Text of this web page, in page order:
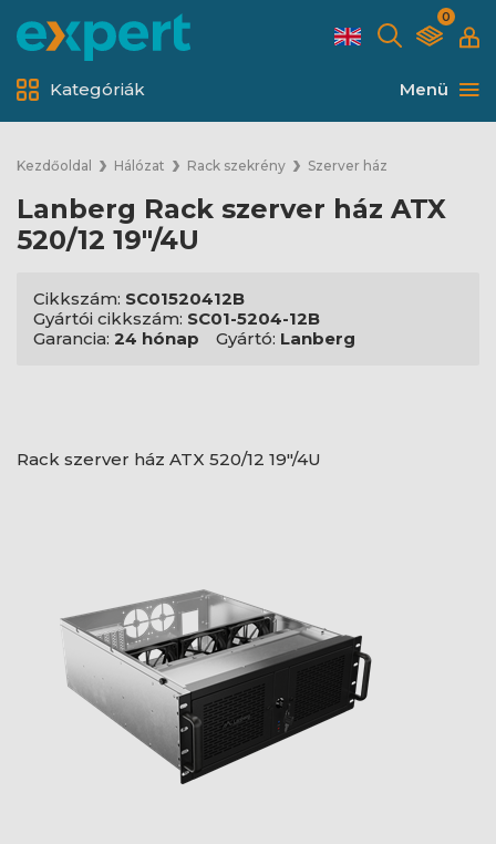
0
Menü
Kategóriák
Kezdőoldal Hálózat Rack szekrény Szerver ház
Lanberg Rack szerver ház ATX
520/12 19"/4U
Cikkszám: SC01520412B
Gyártói cikkszám: SC01-5204-12B
Garancia: 24 hónap Gyártó: Lanberg
Rack szerver ház ATX 520/12 19"/4U